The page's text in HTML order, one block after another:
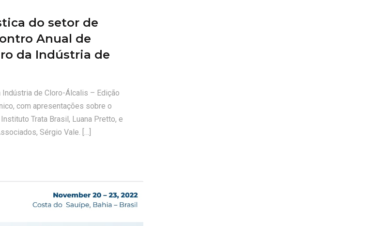
do setor de
Anual de
da Indústria de
de Cloro-Álcalis – Edição
com apresentações sobre o
Trata Brasil, Luana Pretto, e
Sérgio Vale. […]